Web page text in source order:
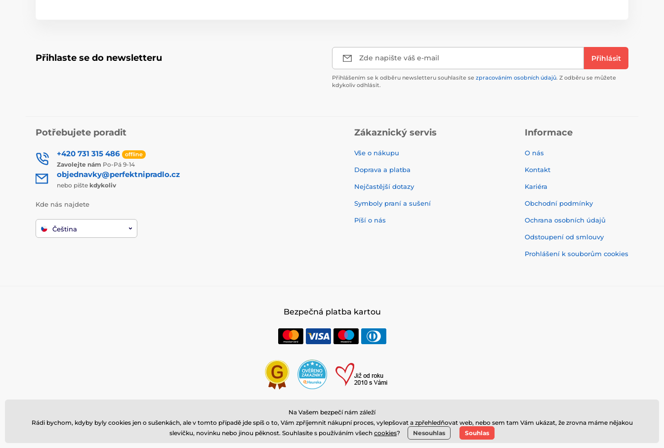
Přihlaste se do newsletteru Zde napište váš e-mail Přihlásit
Přihlášením se k odběru newsletteru souhlasíte se zpracováním osobních údajů. Z odběru se můžete
kdykoliv odhlásit.
Potřebujete poradit
+420 731 315 486 offline
Zavolejte nám Po-Pá 9-14
objednavky@perfektnipradlo.cz
nebo pište kdykoliv
Kde nás najdete
Čeština
Zákaznický servis
Vše o nákupu
Doprava a platba
Nejčastější dotazy
Symboly praní a sušení
Píší o nás
Informace
O nás
Kontakt
Kariéra
Obchodní podmínky
Ochrana osobních údajů
Odstoupení od smlouvy
Prohlášení k souborům cookies
Bezpečná platba kartou
© 2026 www.stylomat.cz ⦁ E-shop vytvořila
Na Vašem bezpečí nám záleží
Rádi bychom, kdyby byly cookies jen o sušenkách, ale v tomto případě jde spíš o to, Vám zpříjemnit nákupní proces, vylepšovat a zpřehledňovat web, nebo sem tam Vám ukázat, že zrovna máme nějakou
slevičku, novinku nebo jinou pěknost. Souhlasíte s používáním všech cookies? Nesouhlas Souhlas